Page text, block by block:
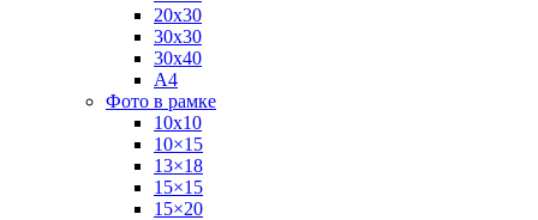
20х30
30х30
30х40
А4
Фото в рамке
10х10
10×15
13×18
15×15
15×20